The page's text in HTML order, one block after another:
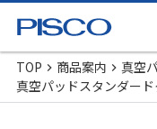
TOP 商品案内
真空
真空パッドスタンダー